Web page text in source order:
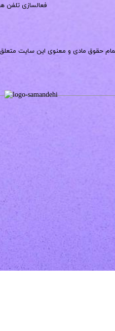
فعالسازی تلفن
حقوق مادی و معنوی این سایت متعلق